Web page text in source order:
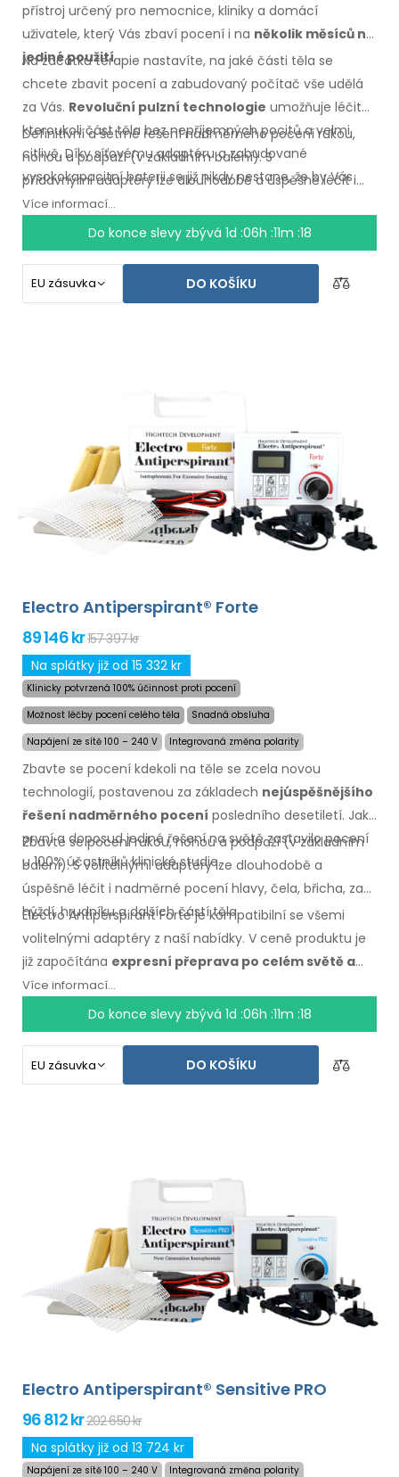
přístroj určený pro nemocnice, kliniky a domácí
uživatele, který Vás zbaví pocení i na několik měsíců na
jediné použití.
Na začátku terapie nastavíte, na jaké části těla se
chcete zbavit pocení a zabudovaný počítač vše udělá
za Vás. Revoluční pulzní technologie umožňuje léčit
kteroukoli část těla bez nepříjemných pocitů a velmi
citlivě. Díky síťovému adaptéru a zabudované
vysokokapacitní baterii se již nikdy nestane, že by Vás
zaskočili vybité baterie.
Definitivní a šetrné řešení nadměrného pocení rukou,
nohou a podpaží(v základnímbalení).S
přídavnýmiadaptéry lze dlouhodobě a úspěšně léčit i
nadměrné pocení hlavy, čela, břicha, zad, hýždí,
a dalšíchčástí těla.Záruka vrácení peněz
případěnespokojenostia expresnídopravapo
Více informací...
Do konce slevy zbývá 1d :06h :11m :17
DO KOŠÍKU
Electro Antiperspirant® Forte
89 146 kr157 397 kr
Na splátky již od 15 332 kr
Klinicky potvrzená 100% účinnost proti pocení
Možnost léčby pocení celého těla
Snadná obsluha
Napájení ze sítě 100 – 240 V
Integrovaná změna polarity
Zbavte se pocení kdekoli na těle se zcela novou
technologií, postavenou za základech nejúspěšnějšího
řešení nadměrného pocení posledního desetiletí. Jako
první a doposud jediné řešení na světě zastavilo pocení
u 100% účastníků klinické studie.
Zbavte se pocení rukou, nohou a podpaží (v základním
balení). S volitelnými adaptéry lze dlouhodobě a
úspěšně léčit i nadměrné pocení hlavy, čela, břicha, zad,
hýždí, hrudníku a dalších částí těla.
Electro Antiperspirant Forte je kompatibilní se všemi
volitelnými adaptéry z naší nabídky. V ceně produktu je
již započítána expresní přeprava po celém světě a
záruka vrácení peněz v případě nespokojenosti
Návod k použití ve Vašem jazyce.
Více informací...
Do konce slevy zbývá 1d :06h :11m :17
DO KOŠÍKU
Electro Antiperspirant® Sensitive PRO
96 812 kr202 650 kr
Na splátky již od 13 724 kr
Napájení ze sítě 100 – 240 V Integrovaná změna polarity